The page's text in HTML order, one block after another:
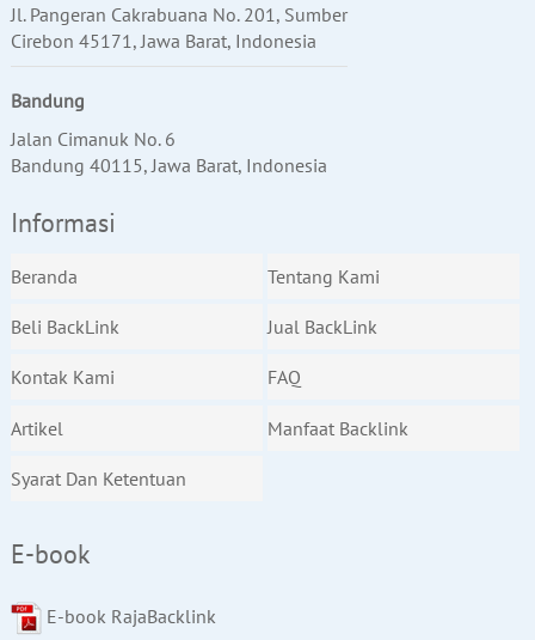
Jl. Pangeran Cakrabuana No. 201, Sumber
Cirebon 45171, Jawa Barat, Indonesia
Bandung
Jalan Cimanuk No. 6
Bandung 40115, Jawa Barat, Indonesia
Informasi
Beranda Tentang Kami
Beli BackLink Jual BackLink
Kontak Kami FAQ
Artikel Manfaat Backlink
Syarat Dan Ketentuan
E-book
E-book RajaBacklink